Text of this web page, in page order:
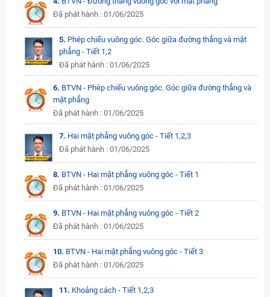
Đã phát hành : 01/06/2025
5. Phép chiếu vuông góc. Góc giữa đường thẳng và mặt
phẳng - Tiết 1,2
Đã phát hành : 01/06/2025
6. BTVN - Phép chiếu vuông góc. Góc giữa đường thẳng và
mặt phẳng
Đã phát hành : 01/06/2025
7. Hai mặt phẳng vuông góc - Tiết 1,2,3
Đã phát hành : 01/06/2025
8. BTVN - Hai mặt phẳng vuông góc - Tiết 1
Đã phát hành : 01/06/2025
9. BTVN - Hai mặt phẳng vuông góc - Tiết 2
Đã phát hành : 01/06/2025
10. BTVN - Hai mặt phẳng vuông góc - Tiết 3
Đã phát hành : 01/06/2025
11. Khoảng cách - Tiết 1,2,3